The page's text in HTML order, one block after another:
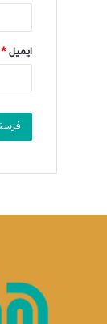
ایمیل*